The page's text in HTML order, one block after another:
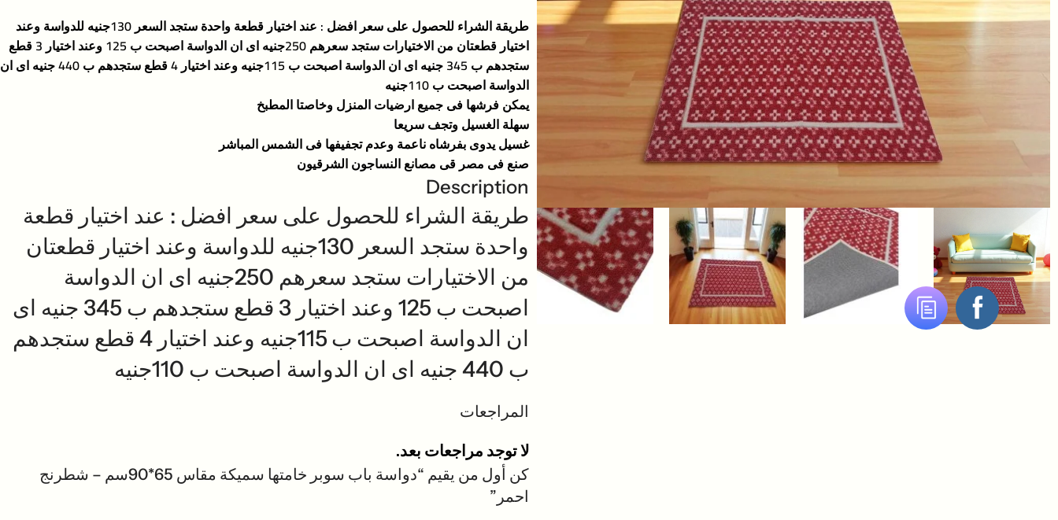
طريقة الشراء للحصول على سعر افضل : عند اختيار قطعة واحدة ستجد السعر 130جنيه للدواسة وعند
اختيار قطعتان من الاختيارات ستجد سعرهم 250جنيه اى ان الدواسة اصبحت ب 125 وعند اختيار 3 قطع
ستجدهم ب 345 جنيه اى ان الدواسة اصبحت ب 115جنيه وعند اختيار 4 قطع ستجدهم ب 440 جنيه اى ان
الدواسة اصبحت ب 110جنيه
يمكن فرشها فى جميع ارضيات المنزل وخاصتا المطبخ
سهلة الغسيل وتجف سريعا
غسيل يدوى بفرشاه ناعمة وعدم تجفيفها فى الشمس المباشر
صنع فى مصر قى مصانع النساجون الشرقيون
Description
طريقة الشراء للحصول على سعر افضل : عند اختيار قطعة
واحدة ستجد السعر 130جنيه للدواسة وعند اختيار قطعتان
من الاختيارات ستجد سعرهم 250جنيه اى ان الدواسة
اصبحت ب 125 وعند اختيار 3 قطع ستجدهم ب 345 جنيه اى
ان الدواسة اصبحت ب 115جنيه وعند اختيار 4 قطع ستجدهم
ب 440 جنيه اى ان الدواسة اصبحت ب 110جنيه
المراجعات
لا توجد مراجعات بعد.
كن أول من يقيم “دواسة باب سوبر خامتها سميكة مقاس 65*90سم – شطرنج
احمر”